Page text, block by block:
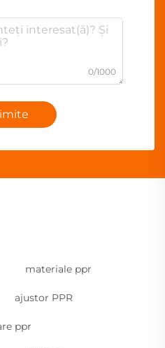
0/1000
materiale ppr
ajustor PPR
ppr